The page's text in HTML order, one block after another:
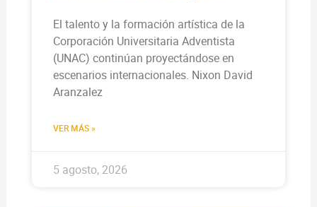
El talento y la formación artística de la
Corporación Universitaria Adventista
(UNAC) continúan proyectándose en
escenarios internacionales. Nixon David
Aranzalez
VER MÁS »
5 agosto, 2026